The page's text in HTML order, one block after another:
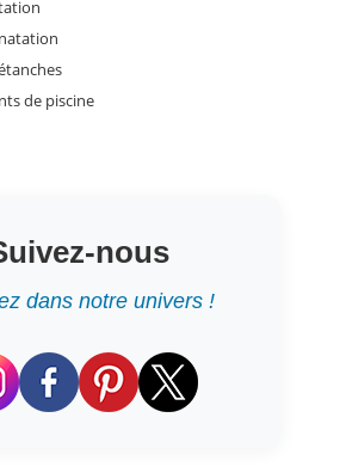
de piscine
nous
dans notre univers !